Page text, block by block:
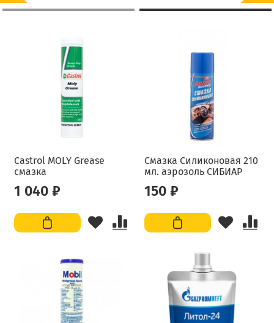
Castrol MOLY Grease
смазка
1 040 ₽
Смазка Силиконовая 210
мл. аэрозоль СИБИАР
150 ₽